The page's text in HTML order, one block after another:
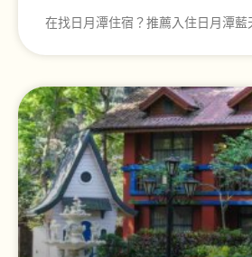
在找日月潭住宿？推薦入住日月潭藍